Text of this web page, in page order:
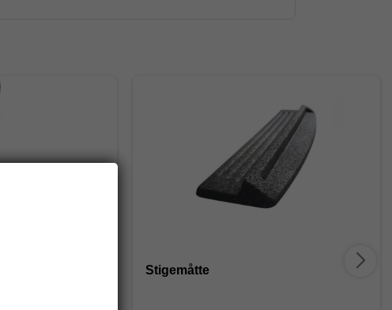
Stigemåtte